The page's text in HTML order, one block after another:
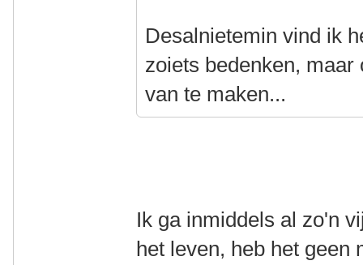
Desalnietemin vind ik
zoiets bedenken,
van te maken...
Ik ga inmiddels al zo'n
het leven, heb het geen